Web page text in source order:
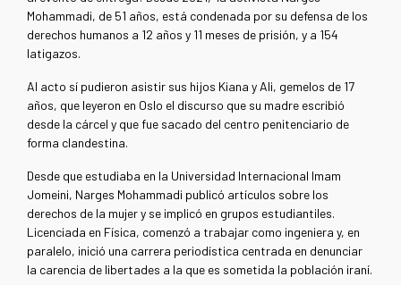
Mohammadi, de 51 años, está condenada por su defensa de los
derechos humanos a 12 años y 11 meses de prisión, y a 154
latigazos.
Al acto sí pudieron asistir sus hijos Kiana y Ali, gemelos de 17
años, que leyeron en Oslo el discurso que su madre escribió
desde la cárcel y que fue sacado del centro penitenciario de
forma clandestina.
Desde que estudiaba en la Universidad Internacional Imam
Jomeini, Narges Mohammadi publicó artículos sobre los
derechos de la mujer y se implicó en grupos estudiantiles.
Licenciada en Física, comenzó a trabajar como ingeniera y, en
paralelo, inició una carrera periodística centrada en denunciar
la carencia de libertades a la que es sometida la población iraní.